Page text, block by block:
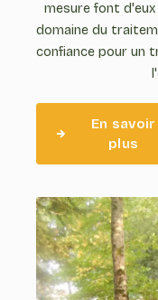
mesure font
domaine du
confiance pour un
En savoir
plus